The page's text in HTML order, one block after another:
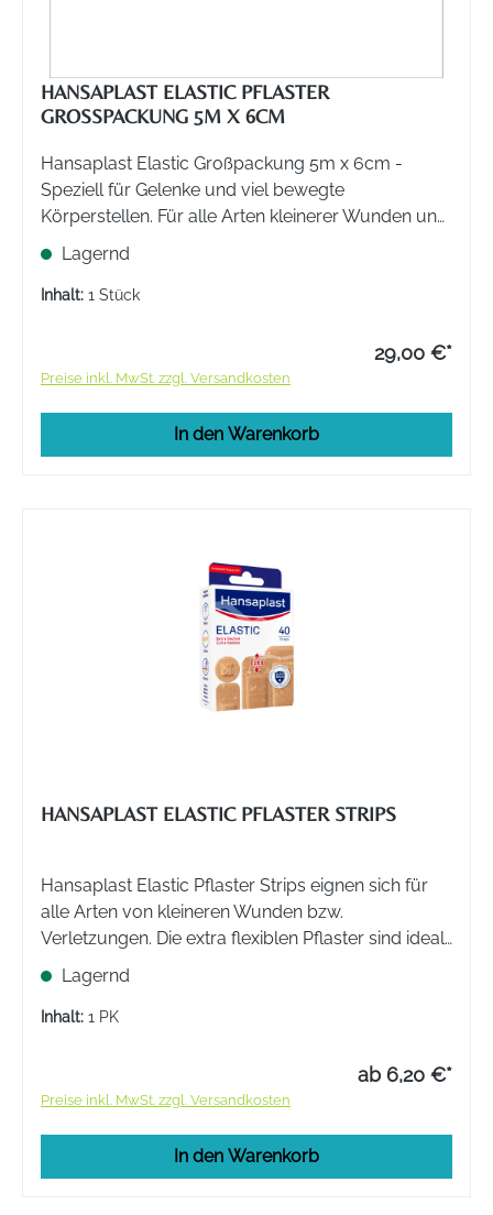
HANSAPLAST ELASTIC PFLASTER
GROSSPACKUNG 5M X 6CM
Hansaplast Elastic Großpackung 5m x 6cm -
Speziell für Gelenke und viel bewegte
Körperstellen. Für alle Arten kleinerer Wunden und
Verletzungen geeignet.
Lagernd
Inhalt: 1 Stück
29,00 €*
Preise inkl. MwSt. zzgl. Versandkosten
In den Warenkorb
HANSAPLAST ELASTIC PFLASTER STRIPS
Hansaplast Elastic Pflaster Strips eignen sich für
alle Arten von kleineren Wunden bzw.
Verletzungen. Die extra flexiblen Pflaster sind ideal
für Gelenke und passen sich den
Körperbewegungen optimal an.
Lagernd
Inhalt: 1 PK
ab 6,20 €*
Preise inkl. MwSt. zzgl. Versandkosten
In den Warenkorb